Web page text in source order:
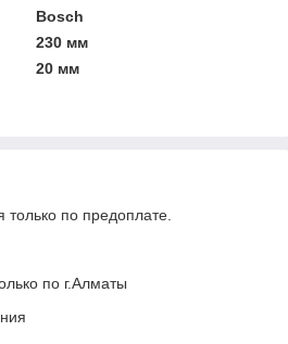
Bosch
230 мм
20 мм
только по предоплате.
по г.Алматы